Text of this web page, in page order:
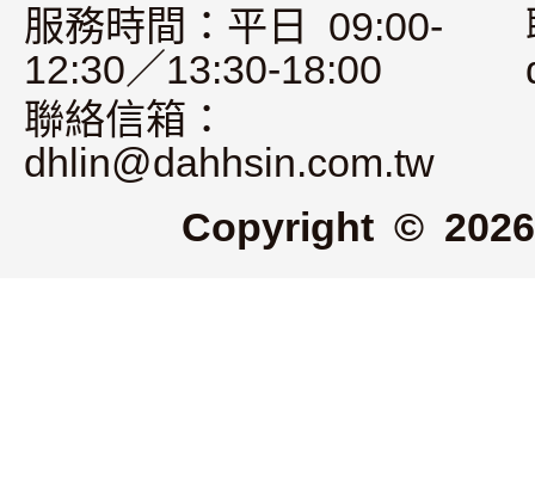
服務時間：平日 09:00-
12:30／13:30-18:00
聯絡信箱：
dhlin@dahhsin.com.tw
Copyright ©